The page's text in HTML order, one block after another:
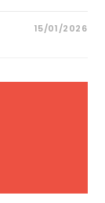
15/01/2026